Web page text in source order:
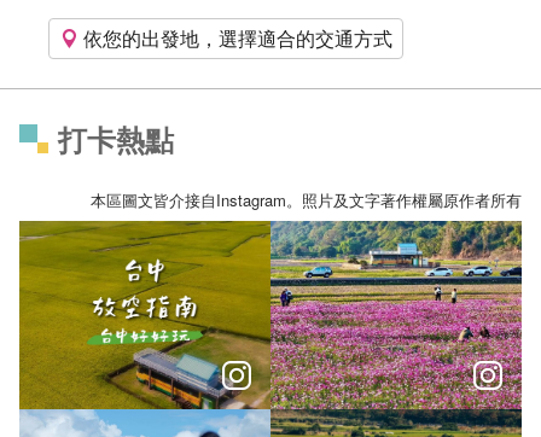
依您的出發地，選擇適合的交通方式
打卡熱點
本區圖文皆介接自Instagram。照片及文字著作權屬原作者所有
發呆無罪！ #台中放空指南 想拍花海不用等｜台中 3 個波